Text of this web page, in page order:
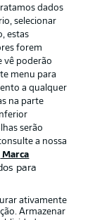
dados
selecionar
estas
forem
vê poderão
menu para
a qualquer
na parte
serão
a nossa
Marca
para
ativamente
Armazenar